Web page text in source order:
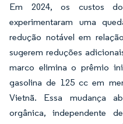
Em 2024, os custos
experimentaram uma
redução notável em
sugerem reduções
marco elimina o prêmio
gasolina de 125 cc em
Vietnã. Essa mudança
orgânica, independente